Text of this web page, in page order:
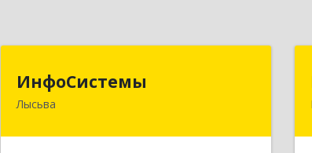
ИнфоСистемы
Лысьва618900, Пермский край, Лысьва г,